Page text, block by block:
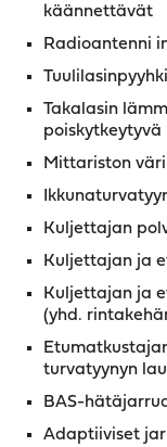
käännettävät
Radioantenni
Takalasin
poiskytkeytyvä
Mittariston
Kuljettajan
Kuljettajan ja
Kuljettajan ja
(yhd.
turvatyynyn
BAS-
Adaptiiviset